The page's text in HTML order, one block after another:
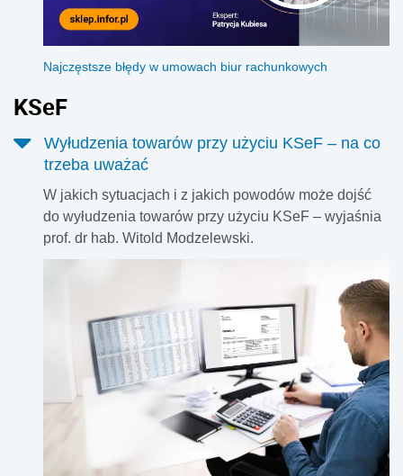
Najczęstsze błędy w umowach biur rachunkowych
KSeF
Wyłudzenia towarów przy użyciu KSeF – na co
trzeba uważać
W jakich sytuacjach i z jakich powodów może dojść
do wyłudzenia towarów przy użyciu KSeF – wyjaśnia
prof. dr hab. Witold Modzelewski.